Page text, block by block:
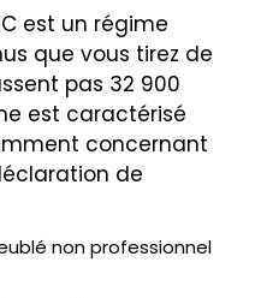
est un régime
que vous tirez de
pas 32 900
est caractérisé
concernant
de
non professionnel